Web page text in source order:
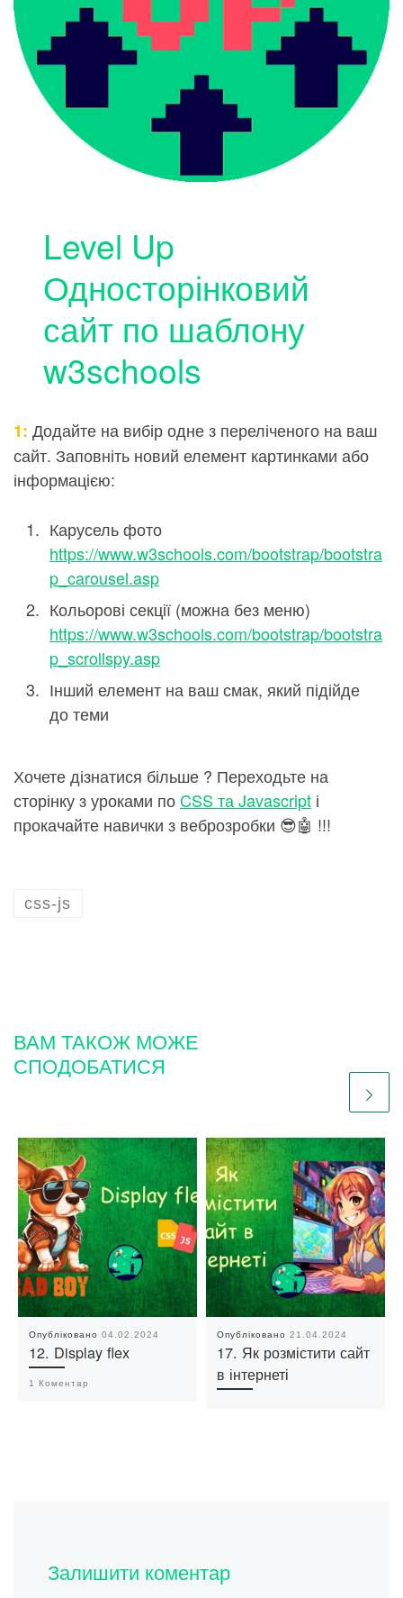
Level Up
Односторінковий
сайт по шаблону
w3schools
1: Додайте на вибір одне з переліченого на ваш
сайт. Заповніть новий елемент картинками або
інформацією:
Карусель фото
https://www.w3schools.com/bootstrap/bootstra
p_carousel.asp
Кольорові секції (можна без меню)
https://www.w3schools.com/bootstrap/bootstra
p_scrollspy.asp
Інший елемент на ваш смак, який підійде
до теми
Хочете дізнатися більше ? Переходьте на
сторінку з уроками поCSS та Javascript і
прокачайте навички з веброзробки 😎🤖 !!!
css-js
ВАМ ТАКОЖ МОЖЕ
СПОДОБАТИСЯ
Опубліковано 04.02.2024
12. Display flex
1 Коментар
Опубліковано 21.04.2024
17. Як розмістити сайт
в інтернеті
Залишити коментар